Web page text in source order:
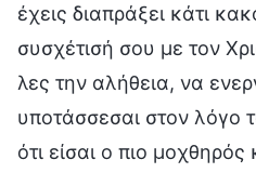
έχεις διαπράξει κάτι
συσχέτισή σου με τον
λες την αλήθεια, να
υποτάσσεσαι στον λόγο
ότι είσαι ο πιο